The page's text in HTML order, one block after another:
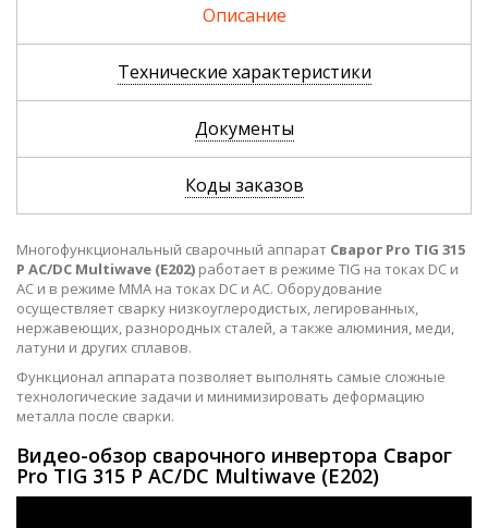
Описание
Технические характеристики
Документы
Коды заказов
Многофункциональный сварочный аппарат Сварог Pro TIG 315
P AC/DC Multiwave (E202) работает в режиме TIG на токах DC и
AC и в режиме MMA на токах DC и AC. Оборудование
осуществляет сварку низкоуглеродистых, легированных,
нержавеющих, разнородных сталей, а также алюминия, меди,
латуни и других сплавов.
Функционал аппарата позволяет выполнять самые сложные
технологические задачи и минимизировать деформацию
металла после сварки.
Видео-обзор сварочного инвертора Сварог
Pro TIG 315 P AC/DC Multiwave (E202)